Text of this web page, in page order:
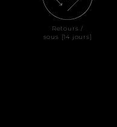
Retours /
sous [14 jours]